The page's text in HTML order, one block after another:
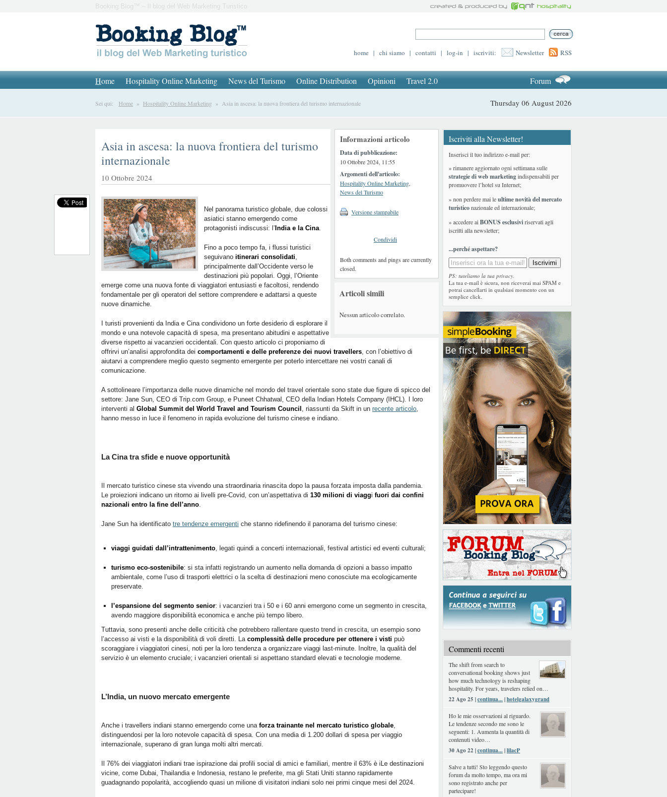
Booking Blog™ – Il blog del Web Marketing Turistico
home | chi siamo | contatti | log-in | iscriviti: Newsletter RSS
Home Hospitality Online Marketing News del Turismo Online Distribution Opinioni Travel 2.0 Forum
Sei qui: Home » Hospitality Online Marketing » Asia in ascesa: la nuova frontiera del turismo internazionale Thursday 06 August 2026
Informazioni articolo
Data di pubblicazione:
10 Ottobre 2024, 11:55
Argomenti dell'articolo:
Hospitality Online Marketing,
News del Turismo
Versione stampabile
Condividi
Both comments and pings are currently
closed.
Articoli simili
Nessun articolo correlato.
Asia in ascesa: la nuova frontiera del turismo
internazionale
10 Ottobre 2024
Nel panorama turistico globale, due colossi
asiatici stanno emergendo come
protagonisti indiscussi: l’ India e la Cina.
Fino a poco tempo fa, i flussi turistici
seguivano itinerari consolidati,
principalmente dall’Occidente verso le
destinazioni più popolari. Oggi, l’Oriente
emerge come una nuova fonte di viaggiatori entusiasti e facoltosi, rendendo
fondamentale per gli operatori del settore comprendere e adattarsi a queste
nuove dinamiche.
I turisti provenienti da India e Cina condividono un forte desiderio di esplorare il
mondo e una notevole capacità di spesa, ma presentano abitudini e aspettative
diverse rispetto ai vacanzieri occidentali. Con questo articolo ci proponiamo di
offrirvi un’analisi approfondita dei comportamenti e delle preferenze dei nuovi travellers, con l’obiettivo di
aiutarvi a comprendere meglio questo segmento emergente per poterlo intercettare nei vostri canali di
comunicazione.
A sottolineare l’importanza delle nuove dinamiche nel mondo del travel orientale sono state due figure di spicco del
settore: Jane Sun, CEO di Trip.com Group, e Puneet Chhatwal, CEO della Indian Hotels Company (IHCL). I loro
interventi al Global Summit del World Travel and Tourism Council , riassunti da Skift in un recente articolo,
hanno messo in luce il fenomeno in rapida evoluzione del turismo cinese e indiano.
La Cina tra sfide e nuove opportunità
Il mercato turistico cinese sta vivendo una straordinaria rinascita dopo la pausa forzata imposta dalla pandemia.
Le proiezioni indicano un ritorno ai livelli pre-Covid, con un’aspettativa di 130 milioni di viaggi fuori dai confini
nazionali entro la fine dell’anno.
Jane Sun ha identificato tre tendenze emergenti che stanno ridefinendo il panorama del turismo cinese:
viaggi guidati dall’intrattenimento, legati quindi a concerti internazionali, festival artistici ed eventi culturali;
turismo eco-sostenibile: si sta infatti registrando un aumento nella domanda di opzioni a basso impatto
ambientale, come l’uso di trasporti elettrici o la scelta di destinazioni meno conosciute ma ecologicamente
preservate.
l’espansione del segmento senior: i vacanzieri tra i 50 e i 60 anni emergono come un segmento in crescita,
avendo maggiore disponibilità economica e anche più tempo libero.
Tuttavia, sono presenti anche delle criticità che potrebbero rallentare questo trend in crescita, un esempio sono
l’accesso ai visti e la disponibilità di voli diretti. La complessità delle procedure per ottenere i visti può
scoraggiare i viaggiatori cinesi, noti per la loro tendenza a organizzare viaggi last-minute. Inoltre, la qualità del
servizio è un elemento cruciale; i vacanzieri orientali si aspettano standard elevati e tecnologie moderne.
L’India, un nuovo mercato emergente
Anche i travellers indiani stanno emergendo come una forza trainante nel mercato turistico globale,
distinguendosi per la loro notevole capacità di spesa. Con una media di 1.200 dollari di spesa per viaggio
internazionale, superano di gran lunga molti altri mercati.
Il 76% dei viaggiatori indiani trae ispirazione dai profili social di amici e familiari, mentre il 63% è iLe destinazioni
vicine, come Dubai, Thailandia e Indonesia, restano le preferite, ma gli Stati Uniti stanno rapidamente
guadagnando popolarità, accogliendo quasi un milione di visitatori indiani solo nei primi cinque mesi del 2024.
Iscriviti alla Newsletter!
Inserisci il tuo indirizzo e-mail per:
» rimanere aggiornato ogni settimana sulle
strategie di web marketingindispensabili per
promuovere l’hotel su Internet;
» non perdere mai leultime novità del mercato
turisticonazionale ed internazionale;
» accedere aiBONUS esclusiviriservati agli
iscritti alla newsletter;
...perché aspettare?
PS: tuteliamo la tua privacy.
La tua e-mail è sicura, non riceverai mai SPAM e
potrai cancellarti in qualsiasi momento con un
semplice click.
Commenti recenti
The shift from search to
conversational booking shows just
how much technology is reshaping
hospitality. For years, travelers relied on…
22 Ago 25 |continua...|hotelgalaxygrand
Ho le mie osservazioni al riguardo.
Le tendenze secondo me sono le
seguenti: 1. Aumenta la quantità di
contenuti video…
30 Ago 22 |continua...|lilacP
Salve a tutti! Sto leggendo questo
forum da molto tempo, ma ora mi
sono registrato anche per
partecipare!